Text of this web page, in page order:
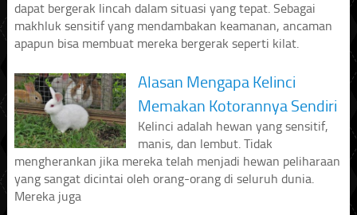
dapat bergerak lincah dalam situasi yang tepat. Sebagai
makhluk sensitif yang mendambakan keamanan, ancaman
apapun bisa membuat mereka bergerak seperti kilat.
Alasan Mengapa Kelinci
Memakan Kotorannya Sendiri
Kelinci adalah hewan yang sensitif,
manis, dan lembut. Tidak
mengherankan jika mereka telah menjadi hewan peliharaan
yang sangat dicintai oleh orang-orang di seluruh dunia.
Mereka juga